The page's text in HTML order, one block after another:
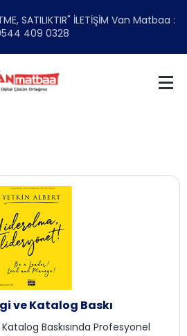
SATILIKTIR" İLETİŞİM Van Matbaa :
409 0328
ve Katalog Baskı
Baskısında Profesyonel